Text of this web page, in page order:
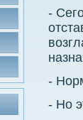
-
-
- Но